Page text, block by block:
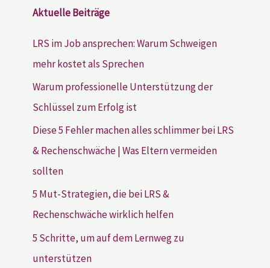
Aktuelle Beiträge
LRS im Job ansprechen: Warum Schweigen
mehr kostet als Sprechen
Warum professionelle Unterstützung der
Schlüssel zum Erfolg ist
Diese 5 Fehler machen alles schlimmer bei LRS
& Rechenschwäche | Was Eltern vermeiden
sollten
5 Mut-Strategien, die bei LRS &
Rechenschwäche wirklich helfen
5 Schritte, um auf dem Lernweg zu
unterstützen